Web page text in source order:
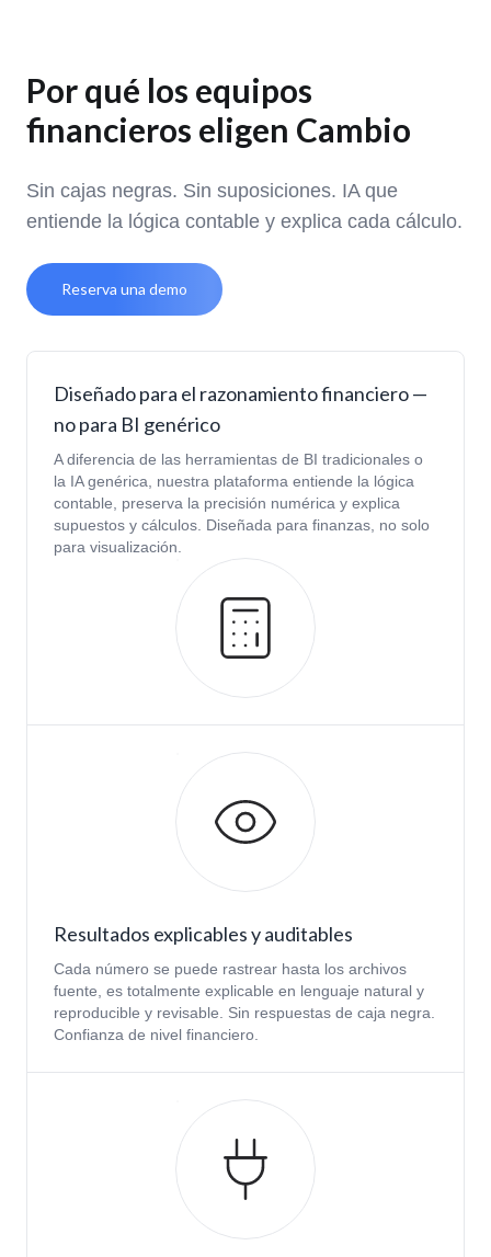
Por qué los equipos
financieros eligen Cambio
Sin cajas negras. Sin suposiciones. IA que
entiende la lógica contable y explica cada cálculo.
Reserva una demo
Diseñado para el razonamiento financiero —
no para BI genérico
A diferencia de las herramientas de BI tradicionales o
la IA genérica, nuestra plataforma entiende la lógica
contable, preserva la precisión numérica y explica
supuestos y cálculos. Diseñada para finanzas, no solo
para visualización.
Resultados explicables y auditables
Cada número se puede rastrear hasta los archivos
fuente, es totalmente explicable en lenguaje natural y
reproducible y revisable. Sin respuestas de caja negra.
Confianza de nivel financiero.